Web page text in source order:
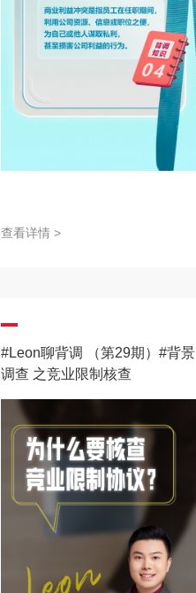
查看详情 >
#Leon聊背调 （第29期）#背景
调查 之竞业限制核查